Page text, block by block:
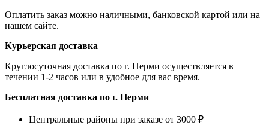
Оплатить заказ можно наличными, банковской картой или на
нашем сайте.
Курьерская доставка
Круглосуточная доставка по г. Перми осуществляется в
течении 1-2 часов или в удобное для вас время.
Бесплатная доставка по г. Перми
Центральные районы при заказе от 3000 ₽